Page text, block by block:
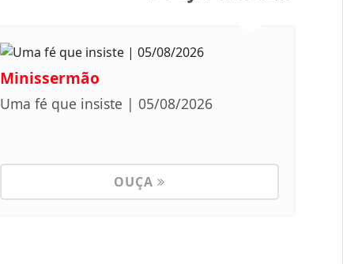
Minissermão
Uma fé que insiste | 05/08/2026
OUÇA